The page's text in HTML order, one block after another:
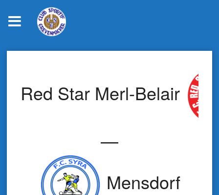
Red Star Merl-Belair
—
Mensdorf